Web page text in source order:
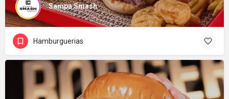
Sampa Smash
Hamburguerias